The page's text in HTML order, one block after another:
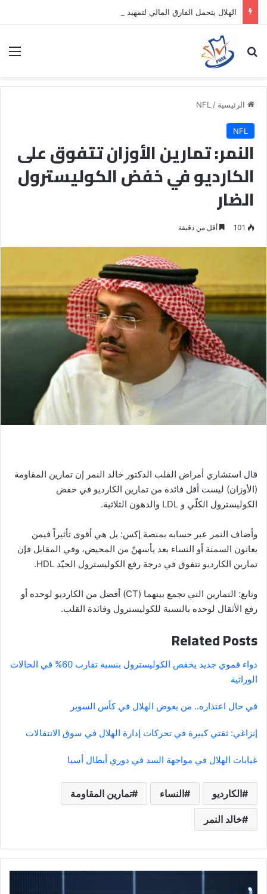
بحث عن
الرئيسية /
NFL
NFL
النمر: تمارين الأوزان تتفوق على
الكارديو في خفض الكوليسترول
الضار
101 أقل من دقيقة
قال استشاري أمراض القلب الدكتور خالد النمر إن تمارين المقاومة
(الأوزان) ليست أقل فائدة من تمارين الكارديو في خفض
الكوليسترول الكلّي و LDL والدهون الثلاثية.
وأضاف النمر عبر حسابه بمنصة إكس: بل هي أقوى تأثيراً فيمن
يعانون السمنة أو النساء بعد يأسهنّ من المحيض، وفي المقابل فإن
تمارين الكارديو تتفوق في درجة رفع الكوليسترول الجيّد HDL.
وتابع: التمارين التي تجمع بينهما (CT) أفضل من الكارديو لوحده أو
رفع الأثقال لوحده بالنسبة للكوليسترول وفائدة القلب.
Related Posts
دواء فموي جديد يخفص الكوليسترول بنسبة تقارب 60% في الحالات
الوراثية
في حال اعتذاره.. من يعوض الهلال في كأس السوبر
إنزاغي: ثقتي كبيرة في تحركات إدارة الهلال في سوق الانتقالات
غيابات الهلال في مواجهة السد في دوري أبطال أسيا
الكارديو النساء تمارين المقاومة
خالد النمر
روشن